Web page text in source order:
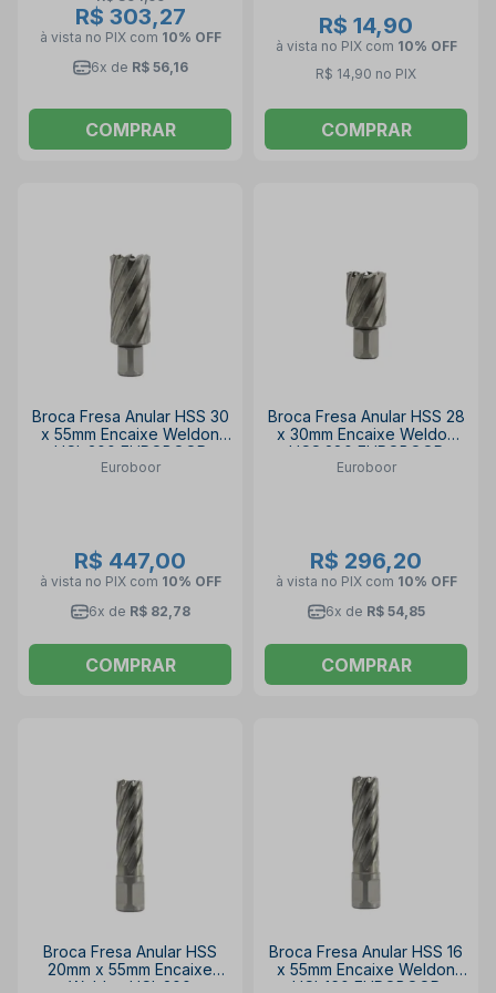
R$ 303,27
à vista no PIX com 10% OFF
6x de R$ 56,16
COMPRAR
R$ 14,90
à vista no PIX com 10% OFF
R$ 14,90 no PIX
COMPRAR
Broca Fresa Anular HSS 30
x 55mm Encaixe Weldon
HCL.300 EUROBOOR
Euroboor
R$ 447,00
à vista no PIX com 10% OFF
6x de R$ 82,78
COMPRAR
Broca Fresa Anular HSS 28
x 30mm Encaixe Weldon
HCS.280 EUROBOOR
Euroboor
R$ 296,20
à vista no PIX com 10% OFF
6x de R$ 54,85
COMPRAR
Broca Fresa Anular HSS
20mm x 55mm Encaixe
Weldon HCL.200
Broca Fresa Anular HSS 16
x 55mm Encaixe Weldon
HCL.160 EUROBOOR